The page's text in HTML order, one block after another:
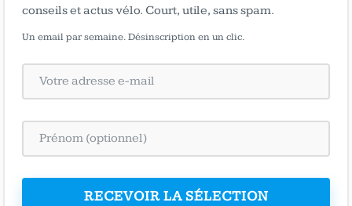
conseils et actus vélo. Court, utile, sans spam.
Un email par semaine. Désinscription en un clic.
RECEVOIR LA SÉLECTION